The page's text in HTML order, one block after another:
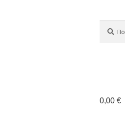
0,00 €